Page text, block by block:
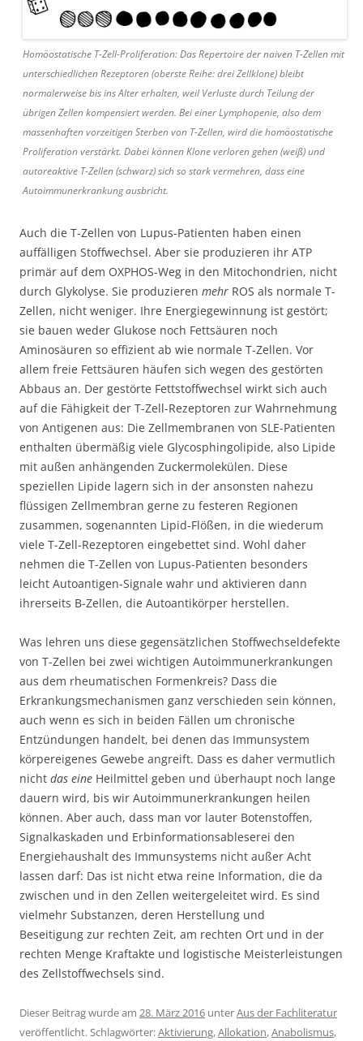
Homöostatische T-Zell-Proliferation: Das Repertoire der naiven T-Zellen mit
unterschiedlichen Rezeptoren (oberste Reihe: drei Zellklone) bleibt
normalerweise bis ins Alter erhalten, weil Verluste durch Teilung der
übrigen Zellen kompensiert werden. Bei einer Lymphopenie, also dem
massenhaften vorzeitigen Sterben von T-Zellen, wird die homöostatische
Proliferation verstärkt. Dabei können Klone verloren gehen (weiß) und
autoreaktive T-Zellen (schwarz) sich so stark vermehren, dass eine
Autoimmunerkrankung ausbricht.
Auch die T-Zellen von Lupus-Patienten haben einen
auffälligen Stoffwechsel. Aber sie produzieren ihr ATP
primär auf dem OXPHOS-Weg in den Mitochondrien, nicht
durch Glykolyse. Sie produzieren mehr ROS als normale T-
Zellen, nicht weniger. Ihre Energiegewinnung ist gestört;
sie bauen weder Glukose noch Fettsäuren noch
Aminosäuren so effizient ab wie normale T-Zellen. Vor
allem freie Fettsäuren häufen sich wegen des gestörten
Abbaus an. Der gestörte Fettstoffwechsel wirkt sich auch
auf die Fähigkeit der T-Zell-Rezeptoren zur Wahrnehmung
von Antigenen aus: Die Zellmembranen von SLE-Patienten
enthalten übermäßig viele Glycosphingolipide, also Lipide
mit außen anhängenden Zuckermolekülen. Diese
speziellen Lipide lagern sich in der ansonsten nahezu
flüssigen Zellmembran gerne zu festeren Regionen
zusammen, sogenannten Lipid-Flößen, in die wiederum
viele T-Zell-Rezeptoren eingebettet sind. Wohl daher
nehmen die T-Zellen von Lupus-Patienten besonders
leicht Autoantigen-Signale wahr und aktivieren dann
ihrerseits B-Zellen, die Autoantikörper herstellen.
Was lehren uns diese gegensätzlichen Stoffwechseldefekte
von T-Zellen bei zwei wichtigen Autoimmunerkrankungen
aus dem rheumatischen Formenkreis? Dass die
Erkrankungsmechanismen ganz verschieden sein können,
auch wenn es sich in beiden Fällen um chronische
Entzündungen handelt, bei denen das Immunsystem
körpereigenes Gewebe angreift. Dass es daher vermutlich
nicht das eine Heilmittel geben und überhaupt noch lange
dauern wird, bis wir Autoimmunerkrankungen heilen
können. Aber auch, dass man vor lauter Botenstoffen,
Signalkaskaden und Erbinformationsableserei den
Energiehaushalt des Immunsystems nicht außer Acht
lassen darf: Das ist nicht etwa reine Information, die da
zwischen und in den Zellen weitergeleitet wird. Es sind
vielmehr Substanzen, deren Herstellung und
Beseitigung zur rechten Zeit, am rechten Ort und in der
rechten Menge Kraftakte und logistische Meisterleistungen
des Zellstoffwechsels sind.
Dieser Beitrag wurde am 28. März 2016 unterAus der Fachliteratur
veröffentlicht. Schlagwörter:Aktivierung,Allokation,Anabolismus,